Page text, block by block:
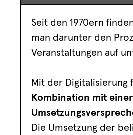
Seit den 1970ern
man darunter den
Veranstaltungen auf
Mit der Digitalisierung
Kombination mit einer
Die Umsetzung der